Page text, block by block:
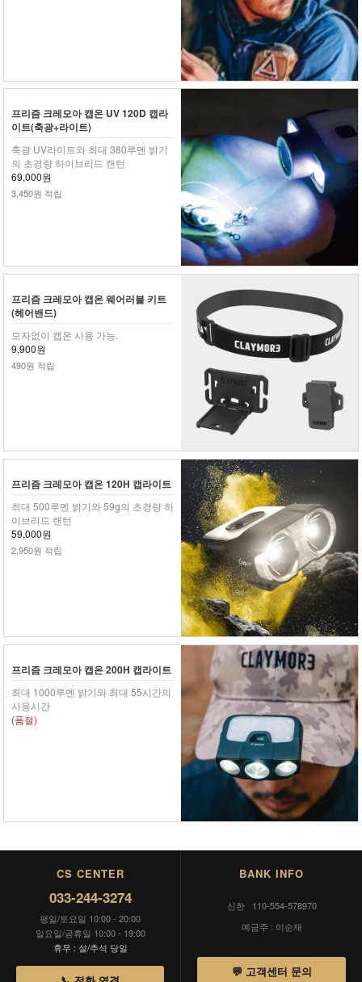
프리즘 크레모아 캡온 UV 120D 캡라
이트(축광+라이트)
축광 UV라이트와 최대 380루멘 밝기
의 초경량 하이브리드 랜턴
69,000원
3,450원 적립
프리즘 크레모아 캡온 웨어러블 키트
(헤어밴드)
모자없이 캡온 사용 가능.
9,900원
490원 적립
프리즘 크레모아 캡온 120H 캡라이트
최대 500루멘 밝기와 59g의 초경량 하
이브리드 랜턴
59,000원
2,950원 적립
프리즘 크레모아 캡온 200H 캡라이트
최대 1000루멘 밝기와 최대 55시간의
사용시간
(품절)
CS CENTER
033-244-3274
평일/토요일 10:00 - 20:00
일요일/공휴일 10:00 - 19:00
휴무 : 설/추석 당일
BANK INFO
신한 110-554-578970
예금주 : 이순재
💬 고객센터 문의